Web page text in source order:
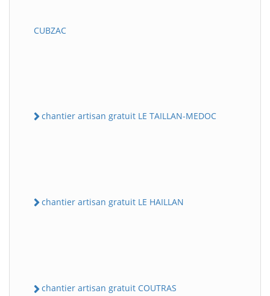
CUBZAC
chantier artisan gratuit LE TAILLAN-MEDOC
chantier artisan gratuit LE HAILLAN
chantier artisan gratuit COUTRAS